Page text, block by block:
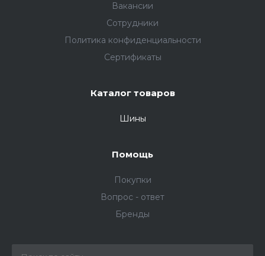
Вакансии
Сотрудники
Политика конфиденциальности
Сертификаты
Каталог товаров
Шины
Помощь
Покупки
Вопрос - ответ
Бренды